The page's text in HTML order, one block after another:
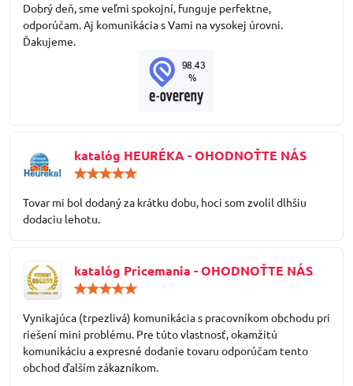
5
Dobrý deň, sme veľmi spokojní, funguje perfektne,
odporúčam. Aj komunikácia s Vami na vysokej úrovni.
Ďakujeme.
katalóg HEURÉKA - OHODNOŤTE NÁS
5
Tovar mi bol dodaný za krátku dobu, hoci som zvolil dlhšiu
dodaciu lehotu.
katalóg Pricemania - OHODNOŤTE NÁS
5
Vynikajúca (trpezlivá) komunikácia s pracovníkom obchodu pri
riešení mini problému. Pre túto vlastnosť, okamžitú
komunikáciu a expresné dodanie tovaru odporúčam tento
obchod ďalším zákazníkom.